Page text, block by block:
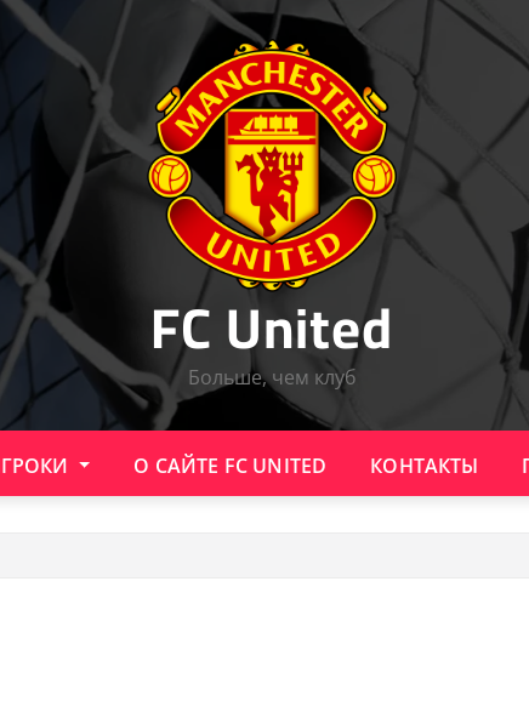
FC United
Больше, чем клуб
О САЙТЕ FC UNITED КОНТАКТЫ